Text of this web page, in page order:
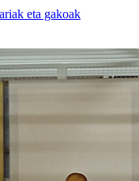
eta gakoak